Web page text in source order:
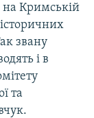
на Кримській
звану
і в
та